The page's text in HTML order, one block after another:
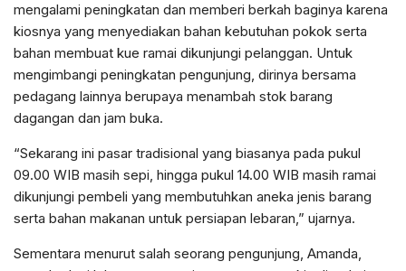
mengalami peningkatan dan memberi berkah baginya karena
kiosnya yang menyediakan bahan kebutuhan pokok serta
bahan membuat kue ramai dikunjungi pelanggan. Untuk
mengimbangi peningkatan pengunjung, dirinya bersama
pedagang lainnya berupaya menambah stok barang
dagangan dan jam buka.
“Sekarang ini pasar tradisional yang biasanya pada pukul
09.00 WIB masih sepi, hingga pukul 14.00 WIB masih ramai
dikunjungi pembeli yang membutuhkan aneka jenis barang
serta bahan makanan untuk persiapan lebaran,” ujarnya.
Sementara menurut salah seorang pengunjung, Amanda,